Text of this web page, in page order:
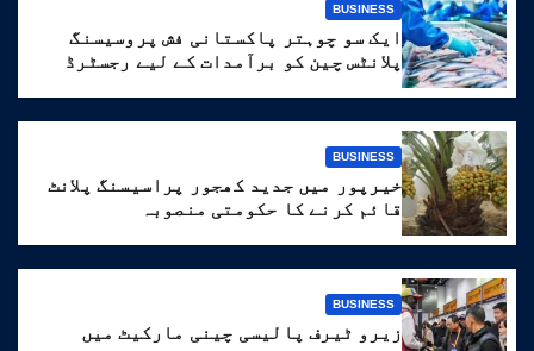
BUSINESS
ایک سو چوہتر پاکستانی فش پروسیسنگ
پلانٹس چین کو برآمدات کے لیے رجسٹرڈ
BUSINESS
خیرپور میں جدید کھجور پراسیسنگ پلانٹ
قائم کرنے کا حکومتی منصوبہ
BUSINESS
زیرو ٹیرف پالیسی چینی مارکیٹ میں